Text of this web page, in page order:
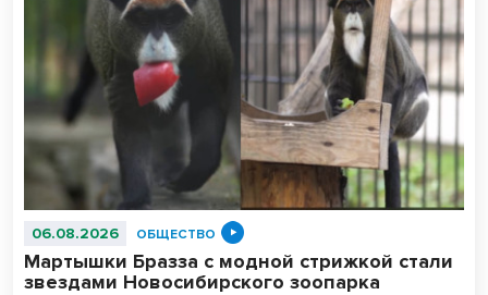
06.08.2026 ОБЩЕСТВО
Мартышки Бразза с модной стрижкой стали
звездами Новосибирского зоопарка